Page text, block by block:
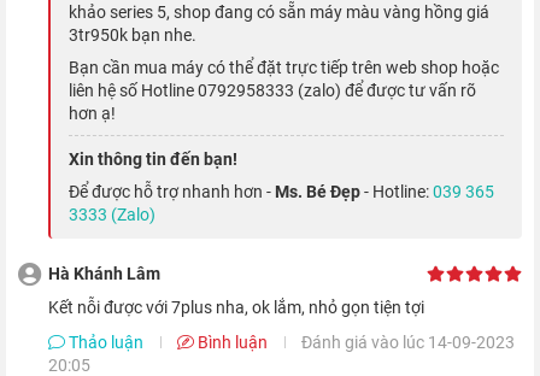
Apple Watch Series 4 sẽ theo dõi các hoạt động rèn luyện sức
khỏe của bạn, đưa ra những lời khuyên và gợi ý để tạo thành
thói quen lành mạnh, nâng cao cảm hứng khi luyện tập. .
Cho dù bạn đi bộ, chạy, tập yoga hay bơi lội thì Apple Watch 4
đều nhận ra tiến trình luyện tập, đo lượng calo mà bạn đã đốt
để quá trình tập luyện thuận tiện hơn.
Tất nhiên
bằng việc phát những bản nhạc mà bạn yêu thích. Với người trợ
và ngày càng tốt lên.
khảo series 5, shop đang có sẵn máy màu vàng hồng giá
3tr950k bạn nhe.
Bạn cần mua máy có thể đặt trực tiếp trên web shop hoặc
liên hệ số Hotline 0792958333 (zalo) để được tư vấn rõ
hơn ạ!
Xin thông tin đến bạn!
Để được hỗ trợ nhanh hơn - Ms. Bé Đẹp- Hotline:039 365
3333 (Zalo)
Hà Khánh Lâm
Kết nỗi được với 7plus nha, ok lắm, nhỏ gọn tiện tợi
Thảo luận
Bình luận
Đánh giá vào lúc 14-09-2023
20:05